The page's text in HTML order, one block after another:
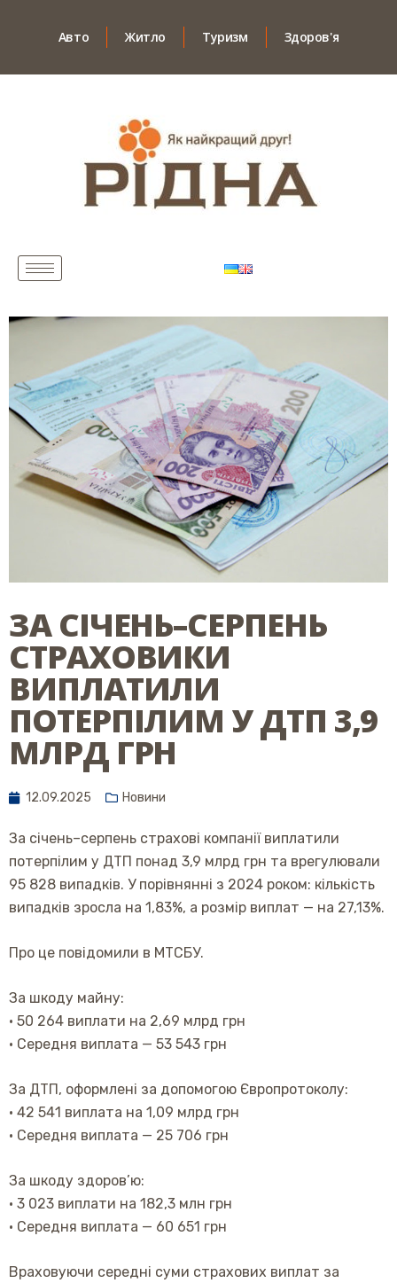
Авто Житло Туризм Здоров'я
ЗА СІЧЕНЬ–СЕРПЕНЬ
СТРАХОВИКИ
ВИПЛАТИЛИ
ПОТЕРПІЛИМ У ДТП 3,9
МЛРД ГРН
12.09.2025 Новини
За січень–серпень страхові компанії виплатили
потерпілим у ДТП понад 3,9 млрд грн та врегулювали
95 828 випадків. У порівнянні з 2024 роком: кількість
випадків зросла на 1,83%, а розмір виплат — на 27,13%.
Про це повідомили в МТСБУ.
За шкоду майну:
• 50 264 виплати на 2,69 млрд грн
• Середня виплата — 53 543 грн
За ДТП, оформлені за допомогою Європротоколу:
• 42 541 виплата на 1,09 млрд грн
• Середня виплата — 25 706 грн
За шкоду здоров’ю:
• 3 023 виплати на 182,3 млн грн
• Середня виплата — 60 651 грн
Враховуючи середні суми страхових виплат за